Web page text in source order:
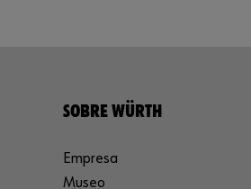
SOBRE WÜRTH
Empresa
Museo